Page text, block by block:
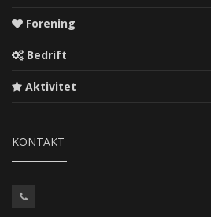
Forening
Bedrift
Aktivitet
KONTAKT